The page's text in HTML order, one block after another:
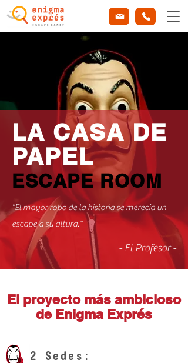
LA CASA DE
PAPEL
ESCAPE ROOM
"El mayor robo de la historia se merecía un
escape a su altura."
- El Profesor -
El proyecto más ambicioso
de Enigma Exprés
2 Sedes: